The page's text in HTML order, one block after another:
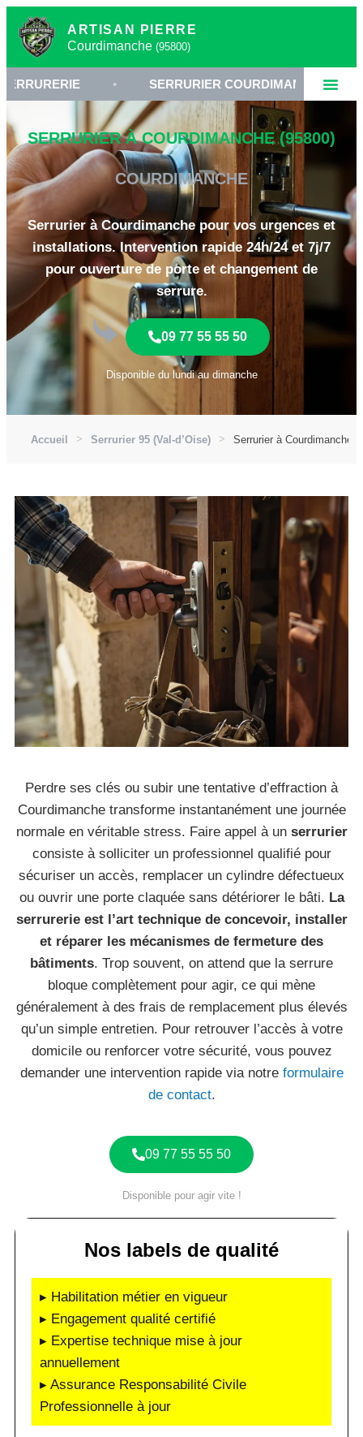
ARTISAN PIERRE
Courdimanche (95800)
• SERRURIER COURDIMANCHE
SERRURIER À COURDIMANCHE (95800)
COURDIMANCHE
Serrurier à Courdimanche pour vos urgences et
installations. Intervention rapide 24h/24 et 7j/7
pour ouverture de porte et changement de
serrure.
09 77 55 55 50
Disponible du lundi au dimanche
Accueil Serrurier 95 (Val-d’Oise) Serrurier à Courdimanche
Perdre ses clés ou subir une tentative d’effraction à
Courdimanche transforme instantanément une journée
normale en véritable stress. Faire appel à un serrurier
consiste à solliciter un professionnel qualifié pour
sécuriser un accès, remplacer un cylindre défectueux
ou ouvrir une porte claquée sans détériorer le bâti. La
serrurerie est l’art technique de concevoir, installer
et réparer les mécanismes de fermeture des
bâtiments. Trop souvent, on attend que la serrure
bloque complètement pour agir, ce qui mène
généralement à des frais de remplacement plus élevés
qu’un simple entretien. Pour retrouver l’accès à votre
domicile ou renforcer votre sécurité, vous pouvez
demander une intervention rapide via notre formulaire
de contact.
09 77 55 55 50
Disponible pour agir vite !
Nos labels de qualité
▸ Habilitation métier en vigueur
▸ Engagement qualité certifié
▸ Expertise technique mise à jour
annuellement
▸ Assurance Responsabilité Civile
Professionnelle à jour